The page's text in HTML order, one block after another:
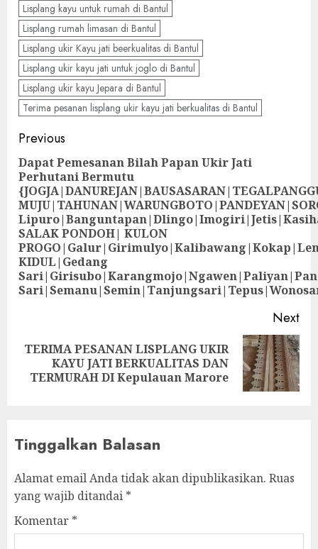
Lisplang kayu untuk rumah di Bantul
Lisplang rumah limasan di Bantul
Lisplang ukir Kayu jati beerkualitas di Bantul
Lisplang ukir kayu jati untuk joglo di Bantul
Lisplang ukir kayu Jepara di Bantul
Terima pesanan lisplang ukir kayu jati berkualitas di Bantul
Previous
Dapat Pemesanan Bilah Papan Ukir Jati
Perhutani Bermutu
SALAK PONDOH| KULON
KIDUL|Gedang
Next
TERIMA PESANAN LISPLANG UKIR
KAYU JATI BERKUALITAS DAN
TERMURAH DI Kepulauan Marore
Tinggalkan Balasan
Alamat email Anda tidak akan dipublikasikan. Ruas
yang wajib ditandai *
Komentar *